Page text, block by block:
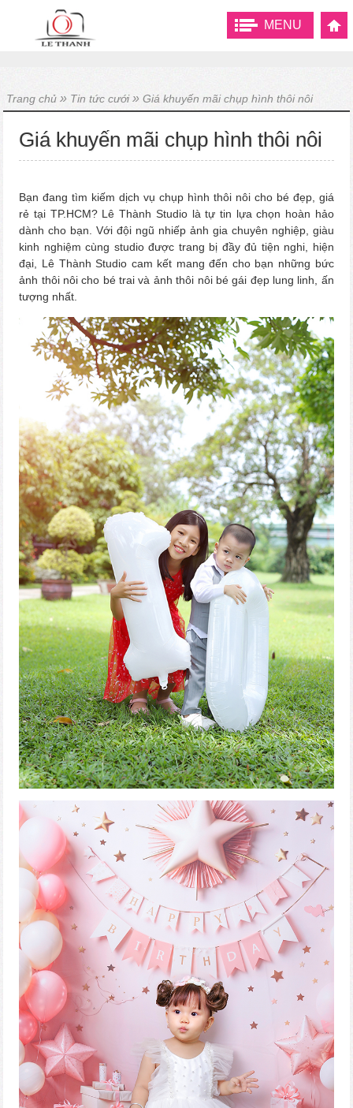
MENU
Trang chủ » Tin tức cưới » Giá khuyến mãi chụp hình thôi nôi
Giá khuyến mãi chụp hình thôi nôi
Bạn đang tìm kiếm dịch vụ chụp hình thôi nôi cho bé đẹp, giá
rẻ tại TP.HCM? Lê Thành Studio là tự tin lựa chọn hoàn hảo
dành cho bạn. Với đội ngũ nhiếp ảnh gia chuyên nghiệp, giàu
kinh nghiệm cùng studio được trang bị đầy đủ tiện nghi, hiện
đại, Lê Thành Studio cam kết mang đến cho bạn những bức
ảnh thôi nôi cho bé trai và ảnh thôi nôi bé gái đẹp lung linh, ấn
tượng nhất.